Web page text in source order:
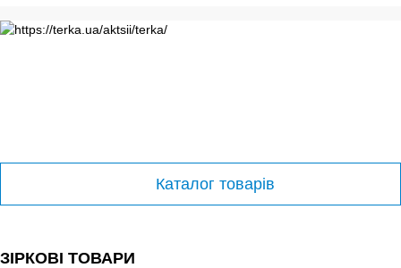
Каталог товарів
ЗІРКОВІ ТОВАРИ